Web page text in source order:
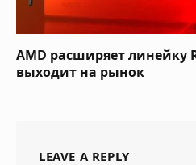
AMD расширяет линейку
выходит на рынок
LEAVE A REPLY